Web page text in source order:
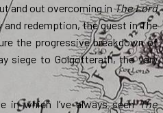
and out overcoming inThe Lord
redemption, the quest in The
the progressive breakdown of
siege to Golgotterath, the very
in which I’ve always seenThe